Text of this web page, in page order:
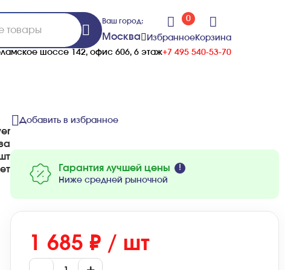
Ваш город:
Москва
0
ИзбранноеКорзина
шоссе 142, офис 606, 6 этаж+7 495 540-53-70
Добавить в избранное
Гарантия лучшей цены
Ниже средней рыночной
1 685 ₽ / шт